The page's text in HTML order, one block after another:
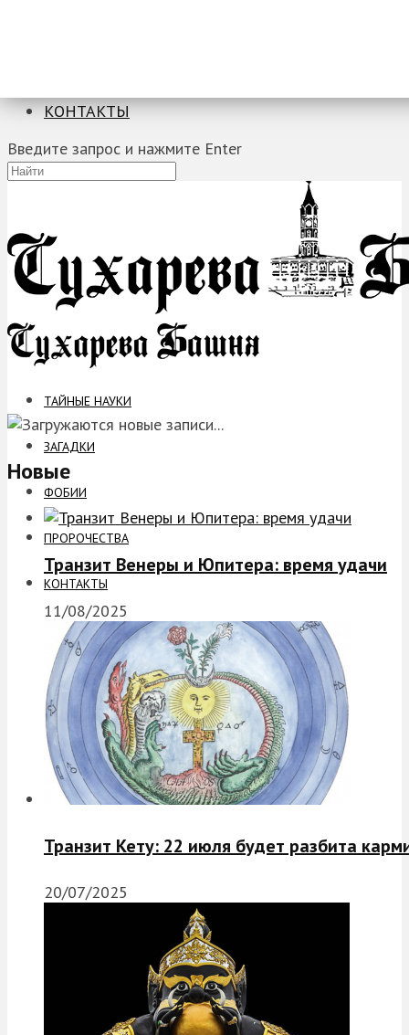
КОНТАКТЫ
Введите запрос и нажмите Enter
ТАЙНЫЕ НАУКИ
ЗАГАДКИ
ФОБИИ
ПРОРОЧЕСТВА
КОНТАКТЫ
Новые
Транзит Венеры и Юпитера: время удачи
11/08/2025
Транзит Кету: 22 июля будет разбита
20/07/2025